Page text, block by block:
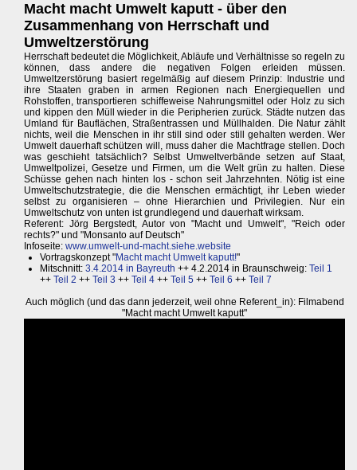
Macht macht Umwelt kaputt - über den
Zusammenhang von Herrschaft und
Umweltzerstörung
Herrschaft bedeutet die Möglichkeit, Abläufe und Verhältnisse so regeln zu
können, dass andere die negativen Folgen erleiden müssen.
Umweltzerstörung basiert regelmäßig auf diesem Prinzip: Industrie und
ihre Staaten graben in armen Regionen nach Energiequellen und
Rohstoffen, transportieren schiffeweise Nahrungsmittel oder Holz zu sich
und kippen den Müll wieder in die Peripherien zurück. Städte nutzen das
Umland für Bauflächen, Straßentrassen und Müllhalden. Die Natur zählt
nichts, weil die Menschen in ihr still sind oder still gehalten werden. Wer
Umwelt dauerhaft schützen will, muss daher die Machtfrage stellen. Doch
was geschieht tatsächlich? Selbst Umweltverbände setzen auf Staat,
Umweltpolizei, Gesetze und Firmen, um die Welt grün zu halten. Diese
Schüsse gehen nach hinten los - schon seit Jahrzehnten. Nötig ist eine
Umweltschutzstrategie, die die Menschen ermächtigt, ihr Leben wieder
selbst zu organisieren – ohne Hierarchien und Privilegien. Nur ein
Umweltschutz von unten ist grundlegend und dauerhaft wirksam.
Referent: Jörg Bergstedt, Autor von "Macht und Umwelt", "Reich oder
rechts?" und "Monsanto auf Deutsch"
Infoseite: www.umwelt-und-macht.siehe.website
Vortragskonzept "Macht macht Umwelt kaputt!"
Mitschnitt: 3.4.2014 in Bayreuth ++ 4.2.2014 in Braunschweig: Teil 1
++ Teil 2 ++ Teil 3 ++ Teil 4 ++ Teil 5 ++ Teil 6 ++ Teil 7
Auch möglich (und das dann jederzeit, weil ohne Referent_in): Filmabend
"Macht macht Umwelt kaputt"